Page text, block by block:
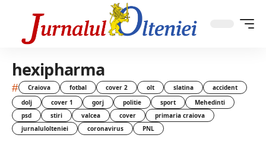
hexipharma
# Craiova fotbal cover 2 olt slatina
accident
dolj
cover 1 gorj politie sport
Mehedinti
psd
stiri valcea cover
primaria craiova
jurnalulolteniei
coronavirus PNL